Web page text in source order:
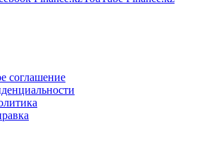
соглашение